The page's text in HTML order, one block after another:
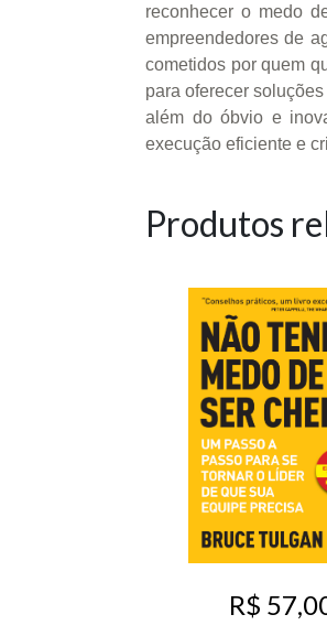
reconhecer o medo
empreendedores de
cometidos por quem
para oferecer
além do óbvio e
execução eficiente e
Produtos
R$